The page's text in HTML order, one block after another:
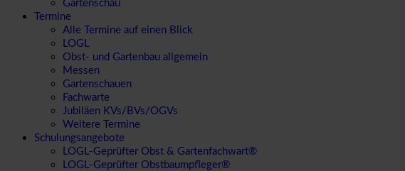
Gartenschau
Termine
Alle Termine auf einen Blick
LOGL
Obst- und Gartenbau allgemein
Messen
Gartenschauen
Fachwarte
Jubiläen KVs/BVs/OGVs
Weitere Termine
Schulungsangebote
LOGL-Geprüfter Obst & Gartenfachwart®
LOGL-Geprüfter Obstbaumpfleger®